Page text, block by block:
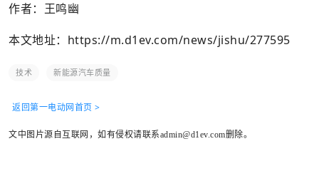
作者：王鸣幽
本文地址： https://m.d1ev.com/news/jishu/277595
技术 新能源汽车质量
返回第一电动网首页 >
文中图片源自互联网，如有侵权请联系admin@d1ev.com删除。